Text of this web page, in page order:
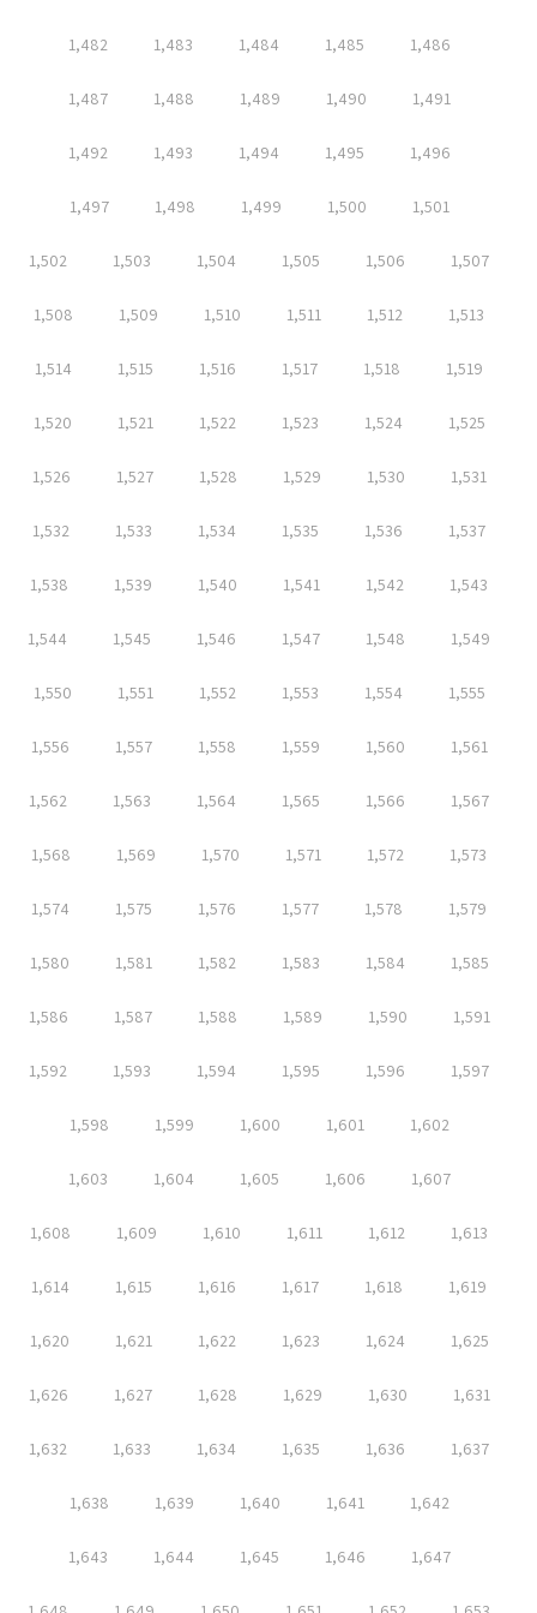
1,482 1,483 1,484 1,485 1,486
1,487 1,488 1,489 1,490 1,491
1,492 1,493 1,494 1,495 1,496
1,497 1,498 1,499 1,500 1,501
1,502 1,503 1,504 1,505 1,506 1,507
1,508 1,509 1,510 1,511 1,512 1,513
1,514 1,515 1,516 1,517 1,518 1,519
1,520 1,521 1,522 1,523 1,524 1,525
1,526 1,527 1,528 1,529 1,530 1,531
1,532 1,533 1,534 1,535 1,536 1,537
1,538 1,539 1,540 1,541 1,542 1,543
1,544 1,545 1,546 1,547 1,548 1,549
1,550 1,551 1,552 1,553 1,554 1,555
1,556 1,557 1,558 1,559 1,560 1,561
1,562 1,563 1,564 1,565 1,566 1,567
1,568 1,569 1,570 1,571 1,572 1,573
1,574 1,575 1,576 1,577 1,578 1,579
1,580 1,581 1,582 1,583 1,584 1,585
1,586 1,587 1,588 1,589 1,590 1,591
1,592 1,593 1,594 1,595 1,596 1,597
1,598 1,599 1,600 1,601 1,602
1,603 1,604 1,605 1,606 1,607
1,608 1,609 1,610 1,611 1,612 1,613
1,614 1,615 1,616 1,617 1,618 1,619
1,620 1,621 1,622 1,623 1,624 1,625
1,626 1,627 1,628 1,629 1,630 1,631
1,632 1,633 1,634 1,635 1,636 1,637
1,638 1,639 1,640 1,641 1,642
1,643 1,644 1,645 1,646 1,647